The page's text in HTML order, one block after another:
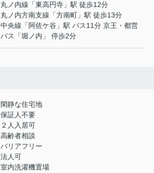
丸ノ内線 「東高円寺 」駅 徒歩12分
丸ノ内方南支線 「方南町 」駅 徒歩13分
中央線 「 阿佐ケ谷 」駅 バス11分 京王・都営
バス「堀ノ内」 停歩2分
閑静な住宅地
保証人不要
２人入居可
高齢者相談
バリアフリー
法人可
室内洗濯機置場